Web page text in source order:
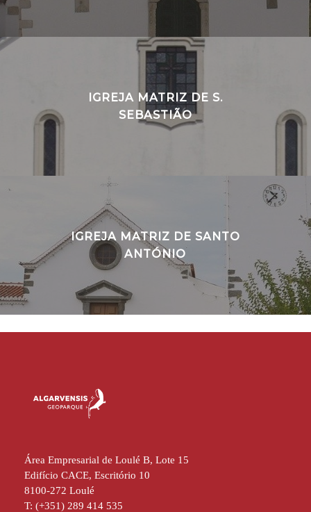
IGREJA MATRIZ DE S.
SEBASTIÃO
IGREJA MATRIZ DE SANTO
ANTÓNIO
Área Empresarial de Loulé B, Lote 15
Edifício CACE, Escritório 10
8100-272 Loulé
T: (+351) 289 414 535